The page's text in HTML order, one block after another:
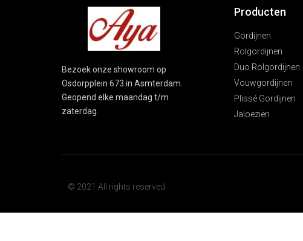
Bezoek onze showroom op
Osdorpplein 673 in Asmterdam.
Geopend elke maandag t/m
zaterdag.
Producten
Gordijnen
Rolgordijnen
Duo Rolgordijnen
Vouwgordijnen
Plissé Gordijnen
Jaloeziën
© 2021 All rights reserved